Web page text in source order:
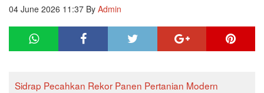
04 June 2026 11:37 By Admin
Sidrap Pecahkan Rekor Panen Pertanian Modern